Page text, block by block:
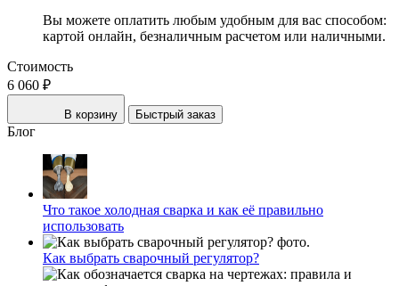
Вы можете оплатить любым удобным для вас способом:
картой онлайн, безналичным расчетом или наличными.
Стоимость
6 060 ₽
В корзину Быстрый заказ
Блог
Что такое холодная сварка и как её правильно
использовать
Как выбрать сварочный регулятор?